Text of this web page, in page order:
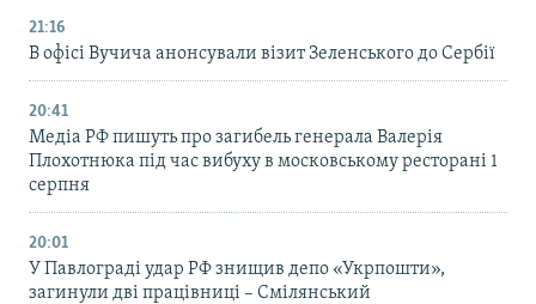
21:16
В офісі Вучича анонсували візит Зеленського до Сербії
20:41
Медіа РФ пишуть про загибель генерала Валерія
Плохотнюка під час вибуху в московському ресторані 1
серпня
20:01
У Павлограді удар РФ знищив депо «Укрпошти»,
загинули дві працівниці – Смілянський